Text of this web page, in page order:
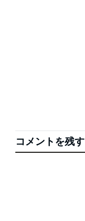
コメントを残す